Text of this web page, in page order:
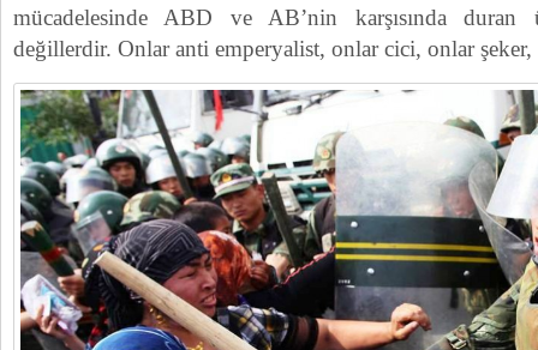
mücadelesinde ABD ve AB’nin karşısında duran
değillerdir. Onlar anti emperyalist, onlar cici, onlar